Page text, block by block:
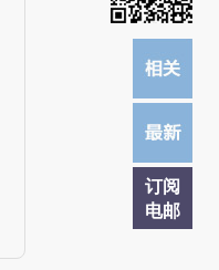
订阅
电邮